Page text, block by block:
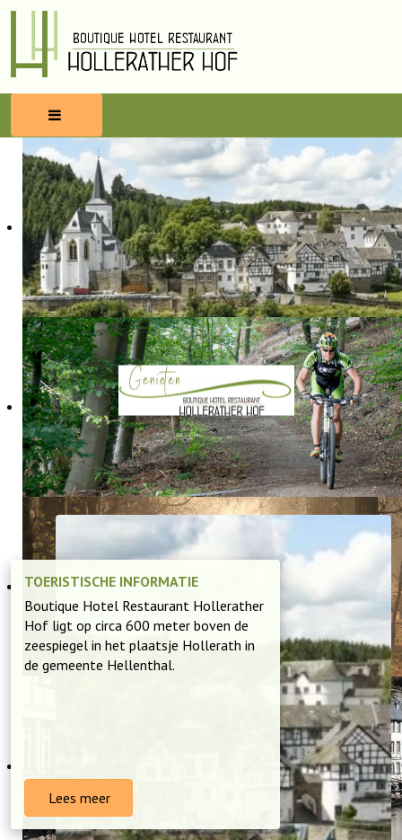
HOME
RESERVEREN
ETEN & DRINKEN
WELLNESS
OMGEVING
BLOG
VERKEN DE EIFEL
TOERISTISCHE INFORMATIE
Boutique Hotel Restaurant Hollerather
Hof ligt op circa 600 meter boven de
zeespiegel in het plaatsje Hollerath in
de gemeente Hellenthal.
Lees meer